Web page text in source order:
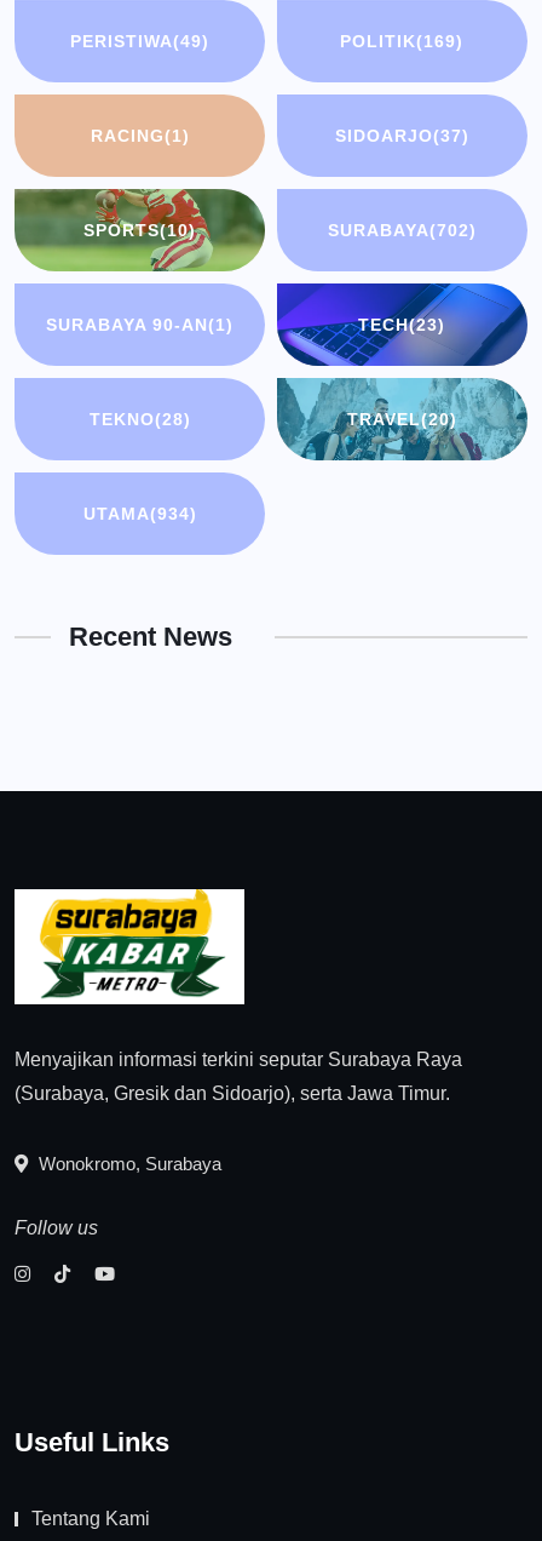
PERISTIWA(49) POLITIK(169)
RACING(1) SIDOARJO(37)
SPORTS(10) SURABAYA(702)
SURABAYA 90-AN(1) TECH(23)
TEKNO(28) TRAVEL(20)
UTAMA(934)
Recent News
Menyajikan informasi terkini seputar Surabaya Raya
(Surabaya, Gresik dan Sidoarjo), serta Jawa Timur.
Wonokromo, Surabaya
Follow us
Useful Links
Tentang Kami